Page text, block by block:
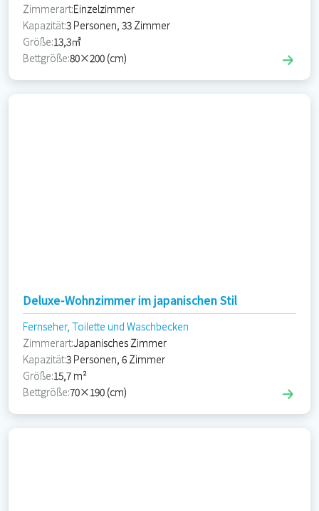
Zimmerart:Einzelzimmer
Kapazität:3 Personen, 33 Zimmer
Größe:13,3㎡
Bettgröße:80×200 (cm)
Deluxe-Wohnzimmer im japanischen Stil
Fernseher, Toilette und Waschbecken
Zimmerart:Japanisches Zimmer
Kapazität:3 Personen, 6 Zimmer
Größe:15,7 m²
Bettgröße:70×190 (cm)